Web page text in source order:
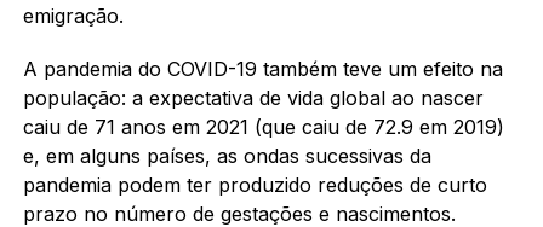
emigração.
A pandemia do COVID-19 também teve um efeito na
população: a expectativa de vida global ao nascer
caiu de 71 anos em 2021 (que caiu de 72.9 em 2019)
e, em alguns países, as ondas sucessivas da
pandemia podem ter produzido reduções de curto
prazo no número de gestações e nascimentos.